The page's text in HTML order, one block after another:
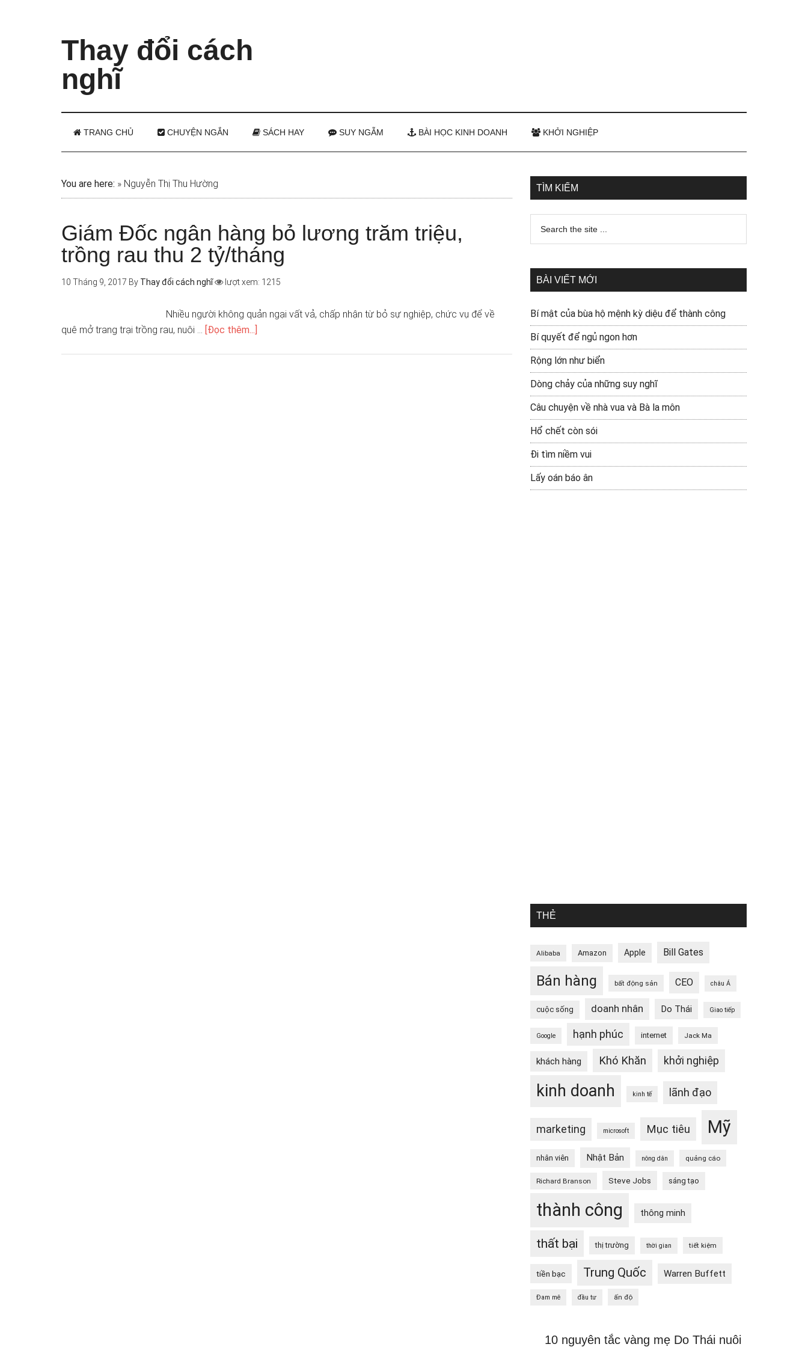
Thay đổi cách
nghĩ
TRANG CHỦ CHUYỆN NGẮN SÁCH HAY SUY NGẪM BÀI HỌC KINH DOANH KHỞI NGHIỆP
You are here: » Nguyễn Thị Thu Hường
Giám Đốc ngân hàng bỏ lương trăm triệu,
trồng rau thu 2 tỷ/tháng
10 Tháng 9, 2017 By Thay đổi cách nghĩ lượt xem: 1215
Nhiều người không quản ngại vất vả, chấp nhận từ bỏ sự nghiệp, chức vụ để về
quê mở trang trại trồng rau, nuôi … [Đọc thêm...]
TÌM KIẾM
BÀI VIẾT MỚI
Bí mật của bùa hộ mệnh kỳ diệu để thành công
Bí quyết để ngủ ngon hơn
Rộng lớn như biển
Dòng chảy của những suy nghĩ
Câu chuyện về nhà vua và Bà la môn
Hổ chết còn sói
Đi tìm niềm vui
Lấy oán báo ân
THẺ
Alibaba Amazon Apple Bill Gates
Bán hàng bất động sản CEO châu Á
cuộc sống doanh nhân Do Thái Giao tiếp
Google hạnh phúc internet Jack Ma
khách hàng Khó Khăn khởi nghiệp
kinh doanh kinh tế lãnh đạo
marketing microsoft Mục tiêu Mỹ
nhân viên Nhật Bản nông dân quảng cáo
Richard Branson Steve Jobs sáng tạo
thành công thông minh
thất bại thị trường thời gian tiết kiệm
tiền bạc Trung Quốc Warren Buffett
Đam mê đầu tư ấn độ
10 nguyên tắc vàng mẹ Do Thái nuôi